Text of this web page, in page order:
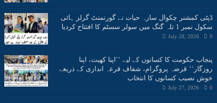
ڈپٹی کمشنر چکوال سارہ حیات نے گورنمنٹ گرلز ہائی
سکول نمبر 1 تلہ گنگ میں سولر سسٹم کا افتتاح کردیا
July 28, 2026 0
پنجاب حکومت کا کسانوں کے لیے ’’اپنا کھیت، اپنا
روزگار‘‘ قرضہ پروگرام، شفاف قرعہ اندازی کے ذریعے
خوش نصیب کسانوں کا انتخاب
July 27, 2026 0